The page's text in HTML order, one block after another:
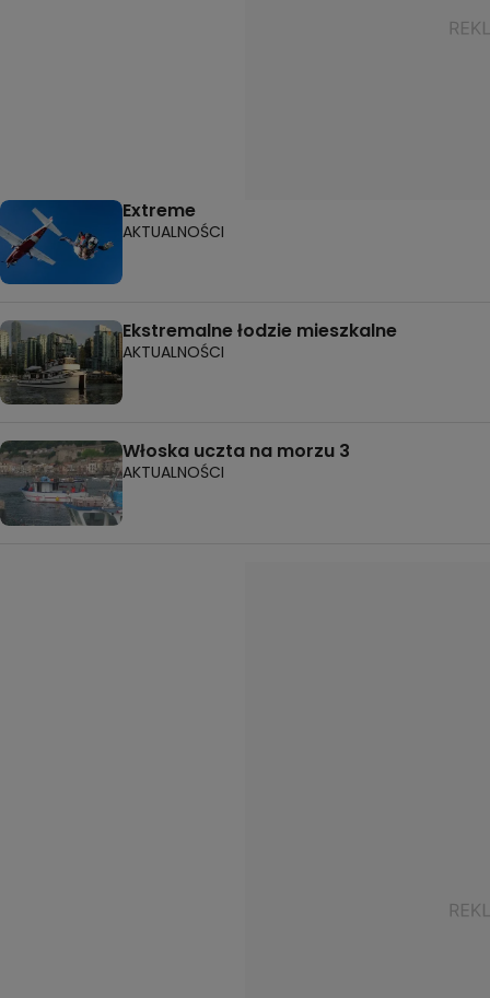
Extreme
AKTUALNOŚCI
Ekstremalne łodzie mieszkalne
AKTUALNOŚCI
Włoska uczta na morzu 3
AKTUALNOŚCI